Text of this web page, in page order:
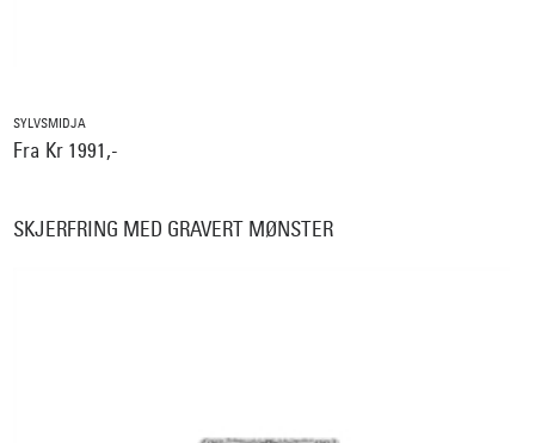
SYLVSMIDJA
Fra Kr 1991,-
SKJERFRING MED GRAVERT MØNSTER